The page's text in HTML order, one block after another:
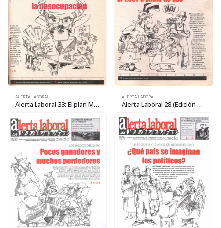
ALERTA LABORAL
Alerta Laboral 33: El plan Mesa no reducirá la desocupación
ALERTA LABORAL
Alerta Laboral 28 (Edición especial): El gobierno quiere llegar al 2007 a punta de gas